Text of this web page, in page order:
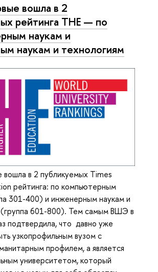
вошла в 2
рейтинга ТНЕ — по
наукам и
наукам и технологиям
в 2 публикуемых Times
рейтинга: по компьютерным
301-400) и инженерным наукам и
(группа 601-800). Тем самым ВШЭ в
подтвердила, что давно уже
узкопрофильным вузом с
профилем, а является
университетом, который